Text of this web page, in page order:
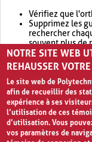
Vérifiez que
Supprimez les
rechercher
souvent plus de
Envisagez
retournera
NOTRE SITE WEB
REHAUSSER
Le site web de
afin de recueillir des
expérience à ses
l’utilisation de ces
d’utilisation. Vous
vos paramètres de